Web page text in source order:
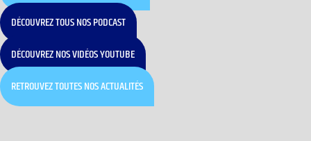
DÉCOUVREZ TOUS NOS PODCAST
DÉCOUVREZ NOS VIDÉOS YOUTUBE
RETROUVEZ TOUTES NOS ACTUALITÉS